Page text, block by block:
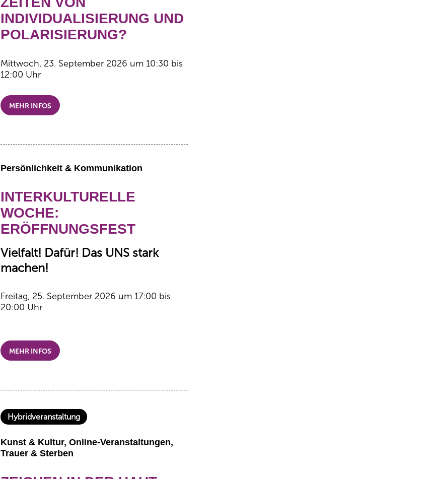
INDIVIDUALISIERUNG UND
POLARISIERUNG?
Mittwoch, 23. September 2026 um 10:30 bis
12:00 Uhr
MEHR INFOS
Persönlichkeit & Kommunikation
INTERKULTURELLE
WOCHE:
ERÖFFNUNGSFEST
Vielfalt! Dafür! Das UNS stark
machen!
Freitag, 25. September 2026 um 17:00 bis
20:00 Uhr
MEHR INFOS
Hybridveranstaltung
Kunst & Kultur, Online-Veranstaltungen,
Trauer & Sterben